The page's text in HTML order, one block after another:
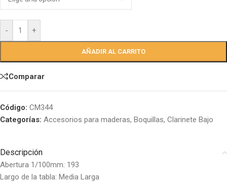
- +
AÑADIR AL CARRITO
Comparar
Código: CM344
Categorías: Accesorios para maderas, Boquillas, Clarinete Bajo
Descripción
Abertura 1/100mm: 193
Largo de la tabla: Media Larga